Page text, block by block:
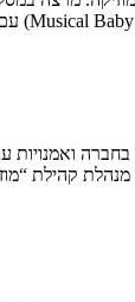
בחברה
מנהלת קהילת